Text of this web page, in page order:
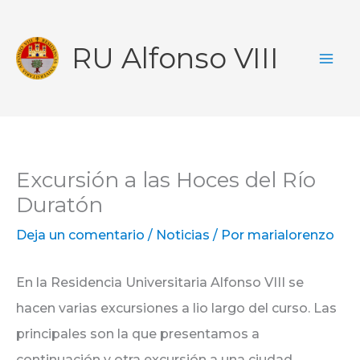
contenido
RU Alfonso VIII
Excursión a las Hoces del Río
Duratón
Deja un comentario / Noticias / Por marialorenzo
En la Residencia Universitaria Alfonso VIII se
hacen varias excursiones a lio largo del curso. Las
principales son la que presentamos a